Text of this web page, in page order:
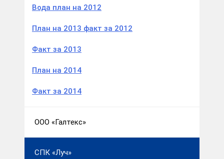
Вода план на 2012
План на 2013 факт за 2012
Факт за 2013
План на 2014
Факт за 2014
ООО «Галтекс»
СПК «Луч»